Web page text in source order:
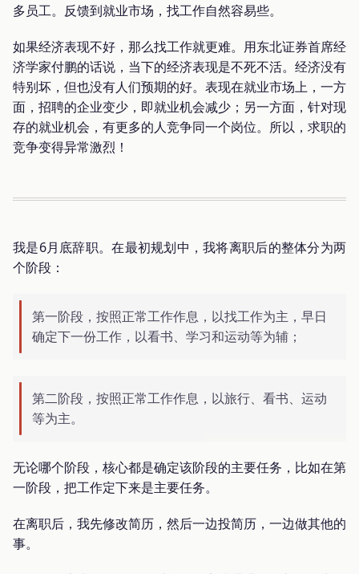
多员工。反馈到就业市场，找工作自然容易些。
如果经济表现不好，那么找工作就更难。用东北证券首席经
济学家付鹏的话说，当下的经济表现是不死不活。经济没有
特别坏，但也没有人们预期的好。表现在就业市场上，一方
面，招聘的企业变少，即就业机会减少；另一方面，针对现
存的就业机会，有更多的人竞争同一个岗位。所以，求职的
竞争变得异常激烈！
我是6月底辞职。在最初规划中，我将离职后的整体分为两
个阶段：
第一阶段，按照正常工作作息，以找工作为主，早日
确定下一份工作，以看书、学习和运动等为辅；
第二阶段，按照正常工作作息，以旅行、看书、运动
等为主。
无论哪个阶段，核心都是确定该阶段的主要任务，比如在第
一阶段，把工作定下来是主要任务。
在离职后，我先修改简历，然后一边投简历，一边做其他的
事。